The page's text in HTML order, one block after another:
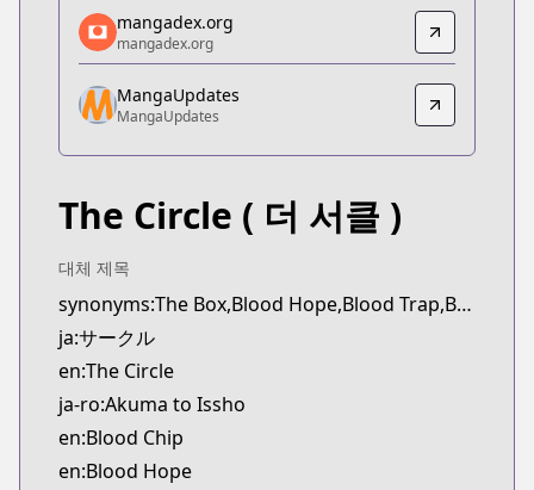
mangadex.org
mangadex.org
https://mangadex.org/title/7838ec0f-6dee-4316-
MangaUpdates
MangaUpdates
https://www.mangaupdates.com/
mangadex.org
mangadex.org
MangaUpdates
MangaUpdates
The Circle ( 더 서클 )
대체 제목
synonyms:The Box,Blood Hope,Blood Trap,Blood Chip,Akuma to Issho
ja:サークル
en:The Circle
ja-ro:Akuma to Issho
en:Blood Chip
en:Blood Hope